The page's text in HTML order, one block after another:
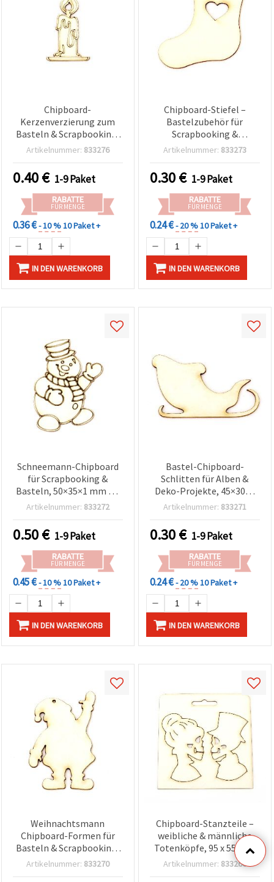
Chipboard-
Kerzenverzierung zum
Basteln & Scrapbooking,
50x30x1 mm - 2 Stück
Artikelnummer: 833276
0.40€ 1-9 Paket
RABATTE
FÜR MENGE
0.36 €- 10 %10 Paket +
IN DEN WARENKORB
Chipboard-Stiefel –
Bastelzubehör für
Scrapbooking &
Dekoration, 45 x 50 x 1
Artikelnummer: 833273
0.30€ 1-9 Paket
RABATTE
FÜR MENGE
0.24 €- 20 %10 Paket +
IN DEN WARENKORB
Schneemann-Chipboard
für Scrapbooking &
Basteln, 50×35×1 mm – 2
Stück
Artikelnummer: 833272
0.50€ 1-9 Paket
RABATTE
FÜR MENGE
0.45 €- 10 %10 Paket +
IN DEN WARENKORB
Bastel-Chipboard-
Schlitten für Alben &
Deko-Projekte, 45×30×1
mm – 2er-Set
Artikelnummer: 833271
0.30€ 1-9 Paket
RABATTE
FÜR MENGE
0.24 €- 20 %10 Paket +
IN DEN WARENKORB
Weihnachtsmann
Chipboard-Formen für
Basteln & Scrapbooking,
Weihnachtsdekoration,
Artikelnummer: 833270
Chipboard-Stanzteile –
weibliche & männliche
Totenköpfe, 95 x 55 mm
(Scrapbooking & Basteln)
Artikelnummer: 833266